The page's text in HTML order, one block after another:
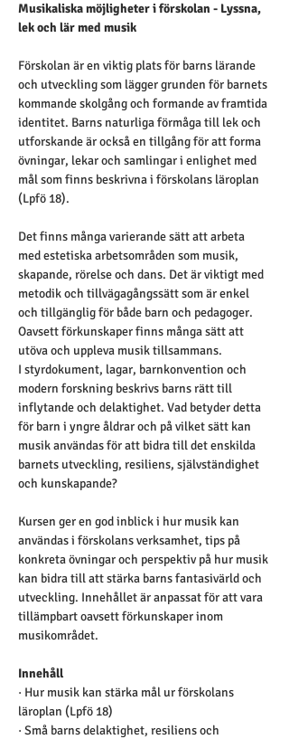
Musikaliska möjligheter i förskolan - Lyssna,
lek och lär med musik
Förskolan är en viktig plats för barns lärande
och utveckling som lägger grunden för barnets
kommande skolgång och formande av framtida
identitet. Barns naturliga förmåga till lek och
utforskande är också en tillgång för att forma
övningar, lekar och samlingar i enlighet med
mål som finns beskrivna i förskolans läroplan
(Lpfö 18).
Det finns många varierande sätt att arbeta
med estetiska arbetsområden som musik,
skapande, rörelse och dans. Det är viktigt med
metodik och tillvägagångssätt som är enkel
och tillgänglig för både barn och pedagoger.
Oavsett förkunskaper finns många sätt att
utöva och uppleva musik tillsammans.
I styrdokument, lagar, barnkonvention och
modern forskning beskrivs barns rätt till
inflytande och delaktighet. Vad betyder detta
för barn i yngre åldrar och på vilket sätt kan
musik användas för att bidra till det enskilda
barnets utveckling, resiliens, självständighet
och kunskapande?
Kursen ger en god inblick i hur musik kan
användas i förskolans verksamhet, tips på
konkreta övningar och perspektiv på hur musik
kan bidra till att stärka barns fantasivärld och
utveckling. Innehållet är anpassat för att vara
tillämpbart oavsett förkunskaper inom
musikområdet.
Innehåll
· Hur musik kan stärka mål ur förskolans
läroplan (Lpfö 18)
· Små barns delaktighet, resiliens och